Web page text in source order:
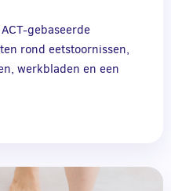
gebaseerde
rond eetstoornissen,
werkbladen en een